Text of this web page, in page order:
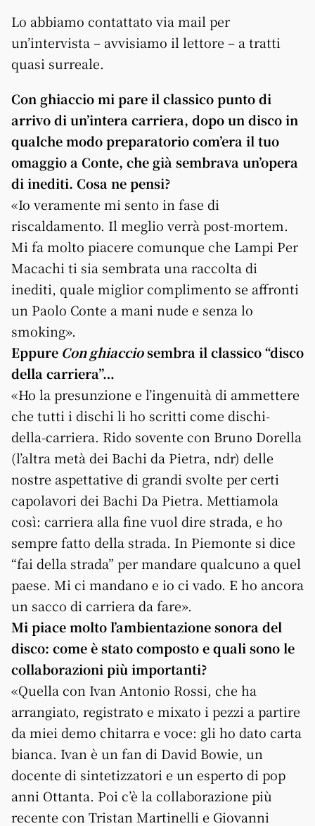
Lo abbiamo contattato via mail per
un’intervista – avvisiamo il lettore – a tratti
quasi surreale.
Con ghiaccio mi pare il classico punto di
arrivo di un’intera carriera, dopo un disco in
qualche modo preparatorio com’era il tuo
omaggio a Conte, che già sembrava un’opera
di inediti. Cosa ne pensi?
«Io veramente mi sento in fase di
riscaldamento. Il meglio verrà post-mortem.
Mi fa molto piacere comunque che Lampi Per
Macachi ti sia sembrata una raccolta di
inediti, quale miglior complimento se affronti
un Paolo Conte a mani nude e senza lo
smoking».
Eppure Con ghiacciosembra il classico “disco
della carriera”…
«Ho la presunzione e l’ingenuità di ammettere
che tutti i dischi li ho scritti come dischi-
della-carriera. Rido sovente con Bruno Dorella
(l’altra metà dei Bachi da Pietra, ndr) delle
nostre aspettative di grandi svolte per certi
capolavori dei Bachi Da Pietra. Mettiamola
così: carriera alla fine vuol dire strada, e ho
sempre fatto della strada. In Piemonte si dice
“fai della strada” per mandare qualcuno a quel
paese. Mi ci mandano e io ci vado. E ho ancora
un sacco di carriera da fare».
Mi piace molto l’ambientazione sonora del
disco: come è stato composto e quali sono le
collaborazioni più importanti?
«Quella con Ivan Antonio Rossi, che ha
arrangiato, registrato e mixato i pezzi a partire
da miei demo chitarra e voce: gli ho dato carta
bianca. Ivan è un fan di David Bowie, un
docente di sintetizzatori e un esperto di pop
anni Ottanta. Poi c’è la collaborazione più
recente con Tristan Martinelli e Giovanni